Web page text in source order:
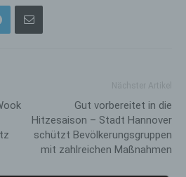
Gut vorbereitet in die
Hitzesaison – Stadt Hannover
schützt Bevölkerungsgruppen
mit zahlreichen Maßnahmen